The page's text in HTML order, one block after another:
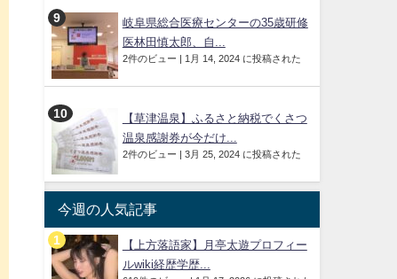
岐阜県総合医療センターの35歳研修
医林田慎太郎、自...
2件のビュー | 1月 14, 2024 に投稿された
【草津温泉】ふるさと納税でくさつ
温泉感謝券が今だけ...
2件のビュー | 3月 25, 2024 に投稿された
今週の人気記事
【上方落語家】月亭太遊プロフィー
ルwiki経歴学歴...